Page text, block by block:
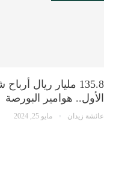
135.8 مليار ريال
الأول.. هوامير البورصة
عائشة زيدان مايو 25, 2024